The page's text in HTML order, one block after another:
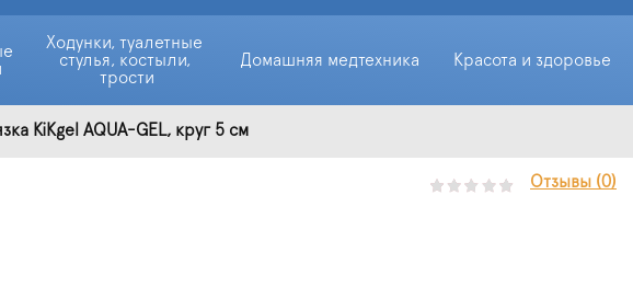
Ходунки, туалетные
стулья, костыли,
трости
Домашняя медтехника Красота и здоровье
KiKgеl AQUA-GEL, круг 5 см
Отзывы (0)